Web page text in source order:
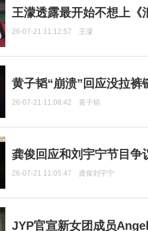
王濛透露最开始不想上《
26-07-21 11:12:57 王濛
黄子韬“崩溃”回应没拉裤
26-07-21 11:08:42 黄子韬
龚俊回应和刘宇宁节目争
26-07-21 11:05:47 龚俊刘宇宁
JYP官宣新女团成员